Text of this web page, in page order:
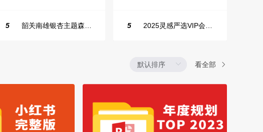
5 韶关南雄银杏主题森林公园总体设计概念规划方案 5 2025灵感严选VIP会员手册【向团队介绍/采购报销用】
看全部